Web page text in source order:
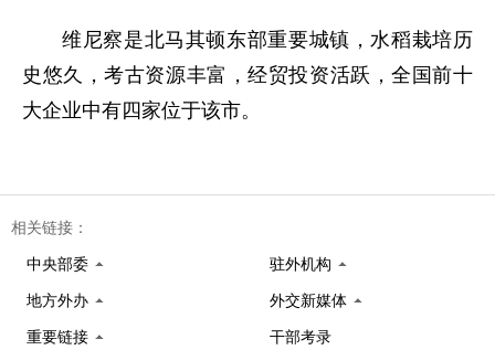
维尼察是北马其顿东部重要城镇，水稻栽培历
史悠久，考古资源丰富，经贸投资活跃，全国前十
大企业中有四家位于该市。
相关链接：
中央部委 驻外机构
地方外办 外交新媒体
重要链接 干部考录